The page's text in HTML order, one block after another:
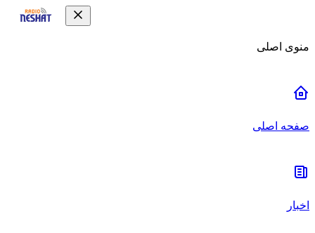
منوی اصلی
صفحه اصلی
اخبار